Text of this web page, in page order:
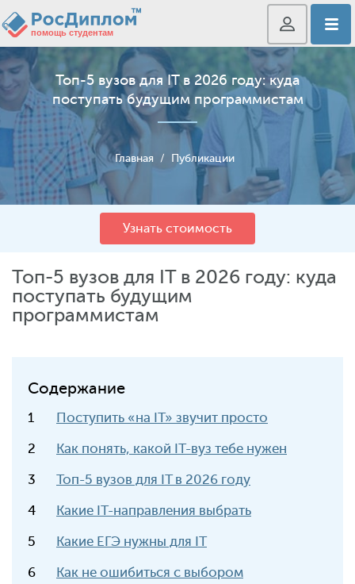
Топ-5 вузов для IT в 2026 году: куда
поступать будущим программистам
Главная / Публикации
Узнать стоимость
Топ-5 вузов для IT в 2026 году: куда
поступать будущим
программистам
Содержание
Поступить «на IT» звучит просто
Как понять, какой IT-вуз тебе нужен
Топ-5 вузов для IT в 2026 году
Какие IT-направления выбрать
Какие ЕГЭ нужны для IT
Как не ошибиться с выбором